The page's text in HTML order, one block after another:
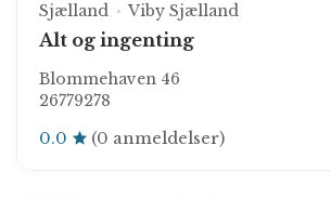
Sjælland Viby Sjælland
Alt og ingenting
Blommehaven 46
26779278
0.0 (0 anmeldelser)